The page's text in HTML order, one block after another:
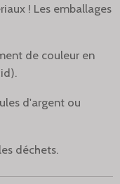
! Les emballages
de couleur en
d'argent ou
déchets.